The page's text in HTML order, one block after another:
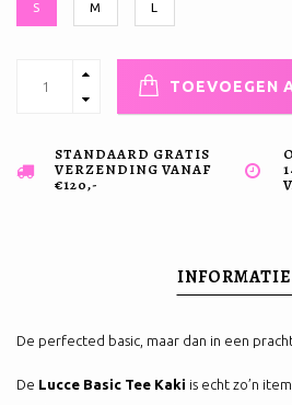
S M L
TOEVOEGEN
STANDAARD GRATIS
VERZENDING VANAF
€120,-
INFORMATIE
De perfected basic, maar dan in een
De Lucce Basic Tee Kaki is echt zo’n